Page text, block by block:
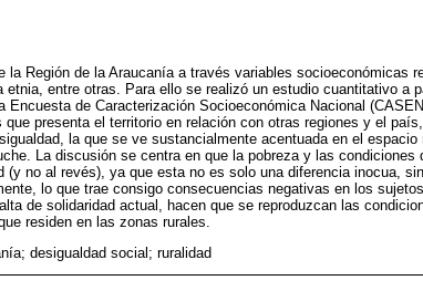
la Región de la Araucanía a través variables socioeconómicas
entre otras. Para ello se realizó un estudio cuantitativo a
Encuesta de Caracterización Socioeconómica Nacional
presenta el territorio en relación con otras regiones y el
la que se ve sustancialmente acentuada en el
La discusión se centra en que la pobreza y las condiciones
(y no al revés), ya que esta no es solo una diferencia inocua,
lo que trae consigo consecuencias negativas en los
de solidaridad actual, hacen que se reproduzcan las
residen en las zonas rurales.
desigualdad social; ruralidad